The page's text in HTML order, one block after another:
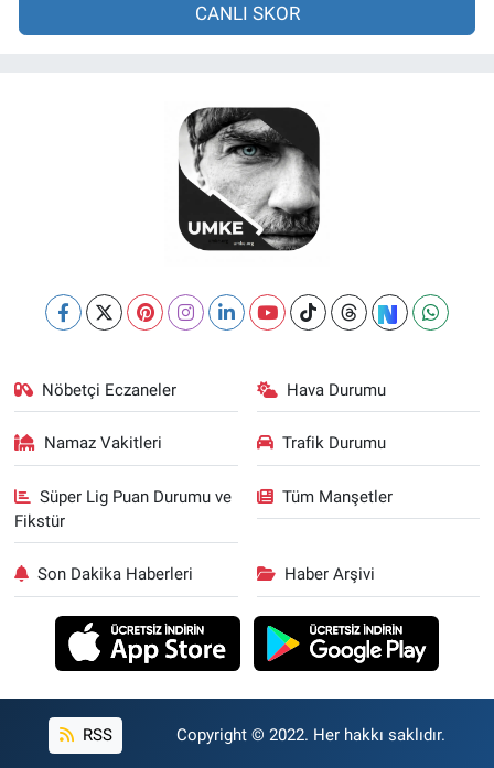
CANLI SKOR
Nöbetçi Eczaneler Hava Durumu
Namaz Vakitleri Trafik Durumu
Süper Lig Puan Durumu ve
Fikstür
Tüm Manşetler
Son Dakika Haberleri Haber Arşivi
RSS Copyright © 2022. Her hakkı saklıdır.